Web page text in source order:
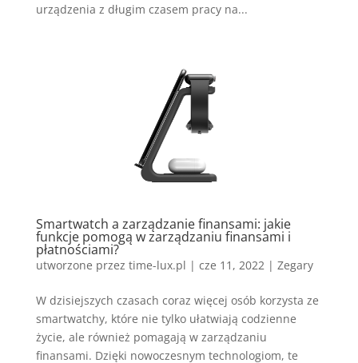
urządzenia z długim czasem pracy na...
Smartwatch a zarządzanie finansami: jakie
funkcje pomogą w zarządzaniu finansami i
płatnościami?
utworzone przez time-lux.pl | cze 11, 2022| Zegary
W dzisiejszych czasach coraz więcej osób korzysta ze
smartwatchy, które nie tylko ułatwiają codzienne
życie, ale również pomagają w zarządzaniu
finansami. Dzięki nowoczesnym technologiom, te